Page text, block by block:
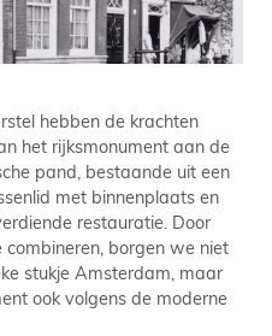
hebben de krachten
het rijksmonument aan de
pand, bestaande uit een
met binnenplaats en
restauratie. Door
borgen we niet
stukje Amsterdam, maar
ook volgens de moderne